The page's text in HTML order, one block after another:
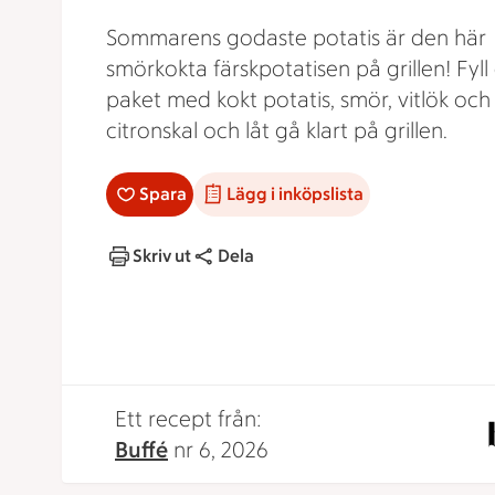
Sommarens godaste potatis är den här
smörkokta färskpotatisen på grillen!
paket med kokt potatis, smör, vitlök och
citronskal och låt gå klart på grillen.
Spara Lägg i inköpslista
Skriv ut Dela
Ett recept från:
Buffé nr 6, 2026